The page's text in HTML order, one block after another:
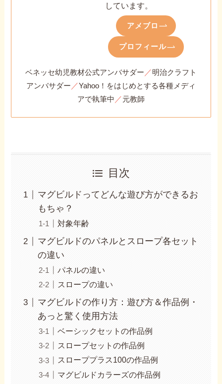
しています。
アメブロ
プロフィール
ベネッセ幼児教材公式アンバサダー ／明治クラフト
アンバサダー ／Yahoo！をはじめとする各種メディ
アで執筆中 ／元教師
目次
マグビルドってどんな遊び方ができるお
もちゃ？
対象年齢
マグビルドのパネルとスロープ各セット
の違い
パネルの違い
スロープの違い
マグビルドの作り方：遊び方＆作品例・
あっと驚く使用方法
ベーシックセットの作品例
スロープセットの作品例
スローププラス100の作品例
マグビルドカラーズの作品例